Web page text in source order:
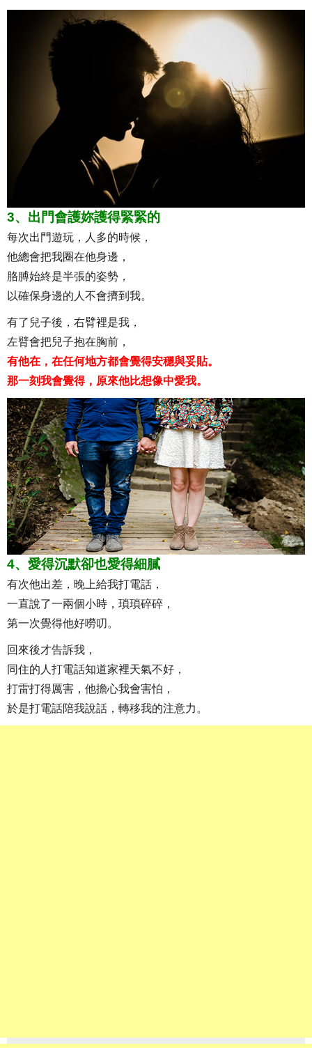
3、出門會護妳護得緊緊的
每次出門遊玩，人多的時候，
他總會把我圈在他身邊，
胳膊始終是半張的姿勢，
以確保身邊的人不會擠到我。
有了兒子後，右臂裡是我，
左臂會把兒子抱在胸前，
有他在，在任何地方都會覺得安穩與妥貼。
那一刻我會覺得，原來他比想像中愛我。
4、愛得沉默卻也愛得細膩
有次他出差，晚上給我打電話，
一直說了一兩個小時，瑣瑣碎碎，
第一次覺得他好嘮叨。
回來後才告訴我，
同住的人打電話知道家裡天氣不好，
打雷打得厲害，他擔心我會害怕，
於是打電話陪我說話，轉移我的注意力。